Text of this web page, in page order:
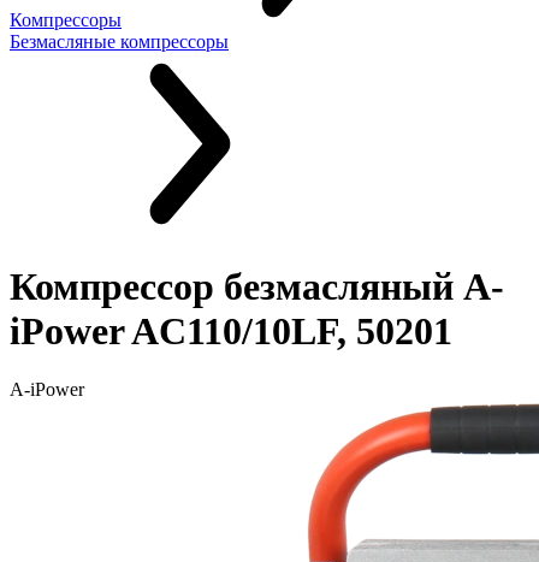
Компрессоры
Безмасляные компрессоры
Компрессор безмасляный A-
iPower AC110/10LF, 50201
A-iPower